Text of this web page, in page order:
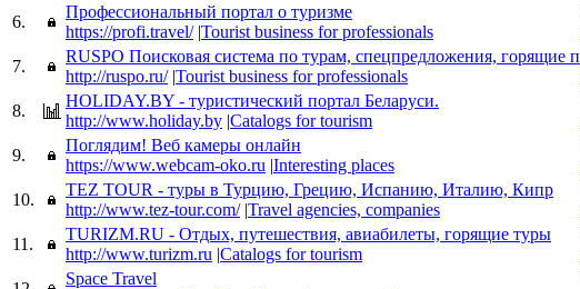
6.
Профессиональный портал о туризме
https://profi.travel/ |Tourist business for professionals
7.
RUSPO Поисковая система по турам, спецпредложения, горящие п
http://ruspo.ru/ |Tourist business for professionals
8.
HOLIDAY.BY - туристический портал Беларуси.
http://www.holiday.by |Catalogs for tourism
9.
Поглядим! Веб камеры онлайн
https://www.webcam-oko.ru |Interesting places
10.
TEZ TOUR - туры в Турцию, Грецию, Испанию, Италию, Кипр
http://www.tez-tour.com/ |Travel agencies, companies
11.
TURIZM.RU - Отдых, путешествия, авиабилеты, горящие туры
http://www.turizm.ru |Catalogs for tourism
Space Travel